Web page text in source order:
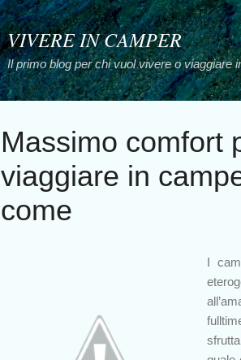
VIVERE IN CAMPER
Il primo blog per chi vuol vivere o viaggiare
Massimo comfort
viaggiare in
come
I